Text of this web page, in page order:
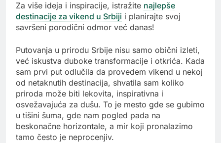
Za više ideja i inspiracije, istražite najlepše
destinacije za vikend u Srbiji i planirajte svoj
savršeni porodični odmor već danas!
Putovanja u prirodu Srbije nisu samo obični izleti,
već iskustva duboke transformacije i otkrića. Kada
sam prvi put odlučila da provedem vikend u nekoj
od netaknutih destinacija, shvatila sam koliko
priroda može biti lekovita, inspirativna i
osvežavajuća za dušu. To je mesto gde se gubimo
u tišini šuma, gde nam pogled pada na
beskonačne horizontale, a mir koji pronalazimo
tamo često je neprocenjiv.